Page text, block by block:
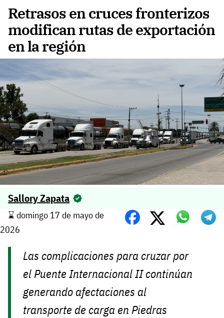
Retrasos en cruces fronterizos
modifican rutas de exportación
en la región
Sallory Zapata
⌛️ domingo 17 de mayo de
2026
Las complicaciones para cruzar por
el Puente Internacional II continúan
generando afectaciones al
transporte de carga en Piedras